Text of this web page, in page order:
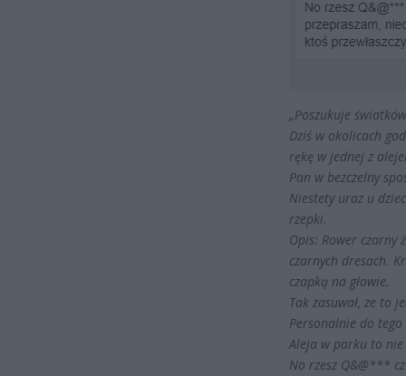
„Poszukuje
Dziś w okolicach
rękę w jednej z
Pan w bezczelny
Niestety uraz u
rzepki.
Opis: Rower
czarnych dresach.
czapką na głowie.
Tak zasuwał, ze to
Personalnie do
Aleja w parku to
No rzesz Q&@***